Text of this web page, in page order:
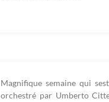
Magnifique semaine qui
orchestré par Umberto